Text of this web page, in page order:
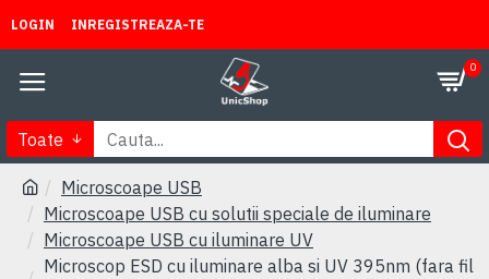
LOGIN INREGISTREAZA-TE
0
Toate
Microscoape USB
Microscoape USB cu solutii speciale de iluminare
Microscoape USB cu iluminare UV
Microscop ESD cu iluminare alba si UV 395nm (fara fil